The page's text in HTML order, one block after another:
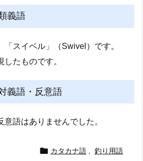
義語
スイベル」（Swivel）です。
たものです。
義語・反意語
語はありませんでした。
 カタカナ語 , 釣り用語